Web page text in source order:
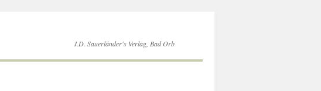
J.D. Sauerländer's Verlag, Bad Orb